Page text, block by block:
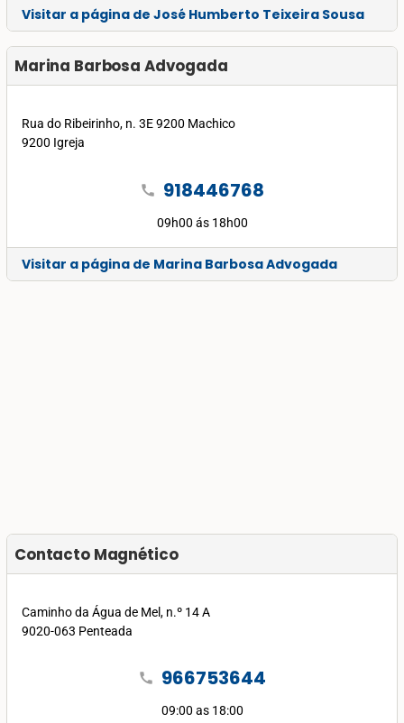
Visitar a página de José Humberto Teixeira Sousa
Marina Barbosa Advogada
Rua do Ribeirinho, n. 3E 9200 Machico
9200 Igreja
call 918446768
09h00 ás 18h00
Visitar a página de Marina Barbosa Advogada
Contacto Magnético
Caminho da Água de Mel, n.º 14 A
9020-063 Penteada
call 966753644
09:00 as 18:00